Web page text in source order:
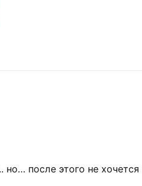
но… после этого не хочется